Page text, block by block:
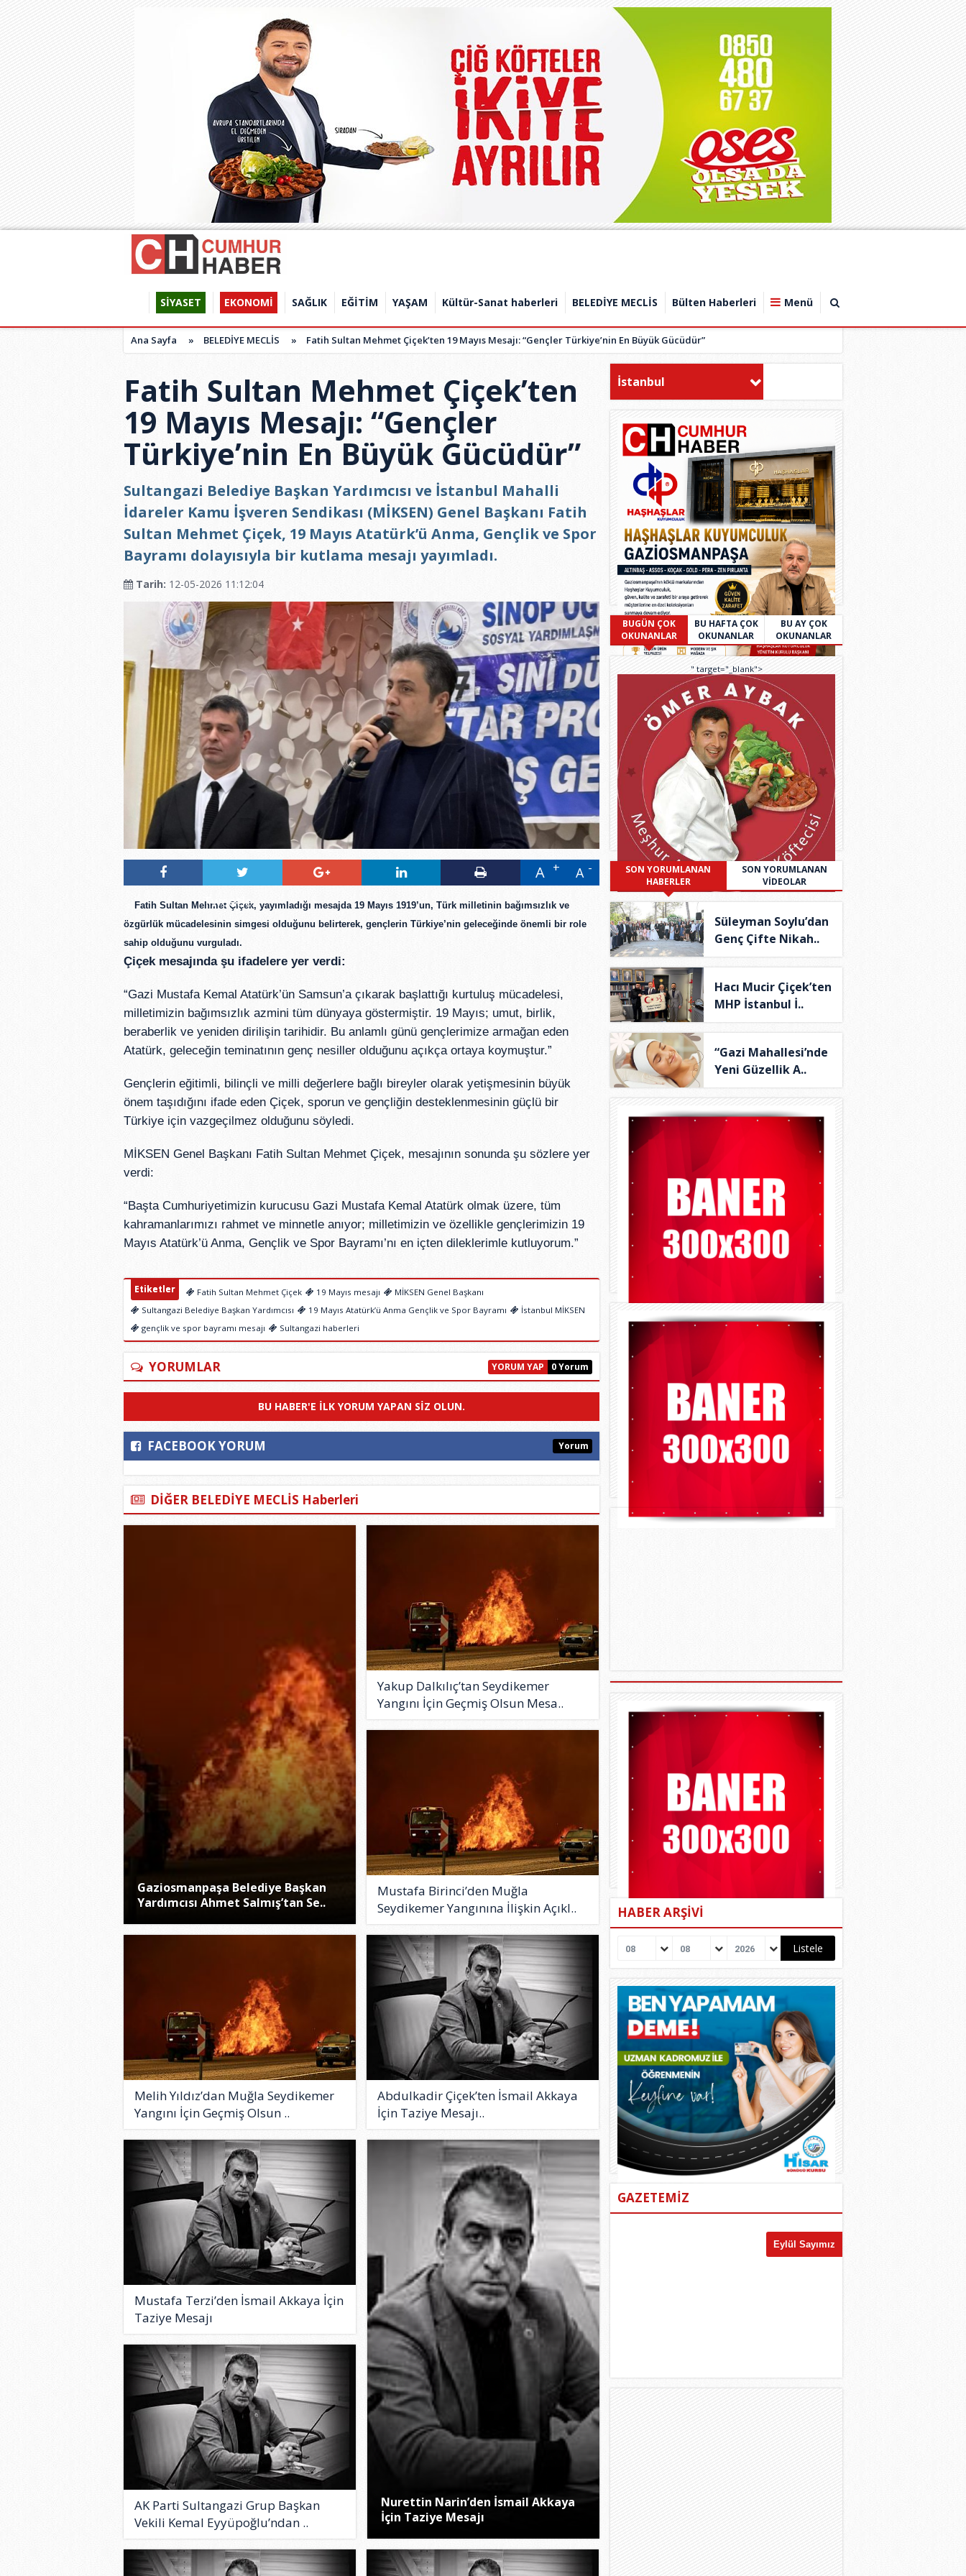
SİYASET EKONOMİ SAĞLIK EĞİTİM YAŞAM Kültür-Sanat haberleri BELEDİYE MECLİS Bülten Haberleri Menü
Ana Sayfa » BELEDİYE MECLİS » Fatih Sultan Mehmet Çiçek’ten 19 Mayıs Mesajı: “Gençler Türkiye’nin En Büyük Gücüdür”
Fatih Sultan Mehmet Çiçek’ten
19 Mayıs Mesajı: “Gençler
Türkiye’nin En Büyük Gücüdür”
Sultangazi Belediye Başkan Yardımcısı ve İstanbul Mahalli
İdareler Kamu İşveren Sendikası (MİKSEN) Genel Başkanı Fatih
Sultan Mehmet Çiçek, 19 Mayıs Atatürk’ü Anma, Gençlik ve Spor
Bayramı dolayısıyla bir kutlama mesajı yayımladı.
Tarih: 12-05-2026 11:12:04
Tweetle
A A
Fatih Sultan Mehmet Çiçek, yayımladığı mesajda 19 Mayıs 1919’un, Türk milletinin bağımsızlık ve
özgürlük mücadelesinin simgesi olduğunu belirterek, gençlerin Türkiye’nin geleceğinde önemli bir role
sahip olduğunu vurguladı.
Çiçek mesajında şu ifadelere yer verdi:
“Gazi Mustafa Kemal Atatürk’ün Samsun’a çıkarak başlattığı kurtuluş mücadelesi,
milletimizin bağımsızlık azmini tüm dünyaya göstermiştir. 19 Mayıs; umut, birlik,
beraberlik ve yeniden dirilişin tarihidir. Bu anlamlı günü gençlerimize armağan eden
Atatürk, geleceğin teminatının genç nesiller olduğunu açıkça ortaya koymuştur.”
Gençlerin eğitimli, bilinçli ve milli değerlere bağlı bireyler olarak yetişmesinin büyük
önem taşıdığını ifade eden Çiçek, sporun ve gençliğin desteklenmesinin güçlü bir
Türkiye için vazgeçilmez olduğunu söyledi.
MİKSEN Genel Başkanı Fatih Sultan Mehmet Çiçek, mesajının sonunda şu sözlere yer
verdi:
“Başta Cumhuriyetimizin kurucusu Gazi Mustafa Kemal Atatürk olmak üzere, tüm
kahramanlarımızı rahmet ve minnetle anıyor; milletimizin ve özellikle gençlerimizin 19
Mayıs Atatürk’ü Anma, Gençlik ve Spor Bayramı’nı en içten dileklerimle kutluyorum.”
Etiketler Fatih Sultan Mehmet Çiçek 19 Mayıs mesajı
MİKSEN Genel Başkanı
Sultangazi Belediye Başkan Yardımcısı
19 Mayıs Atatürk’ü Anma Gençlik ve Spor Bayramı
İstanbul MİKSEN
gençlik ve spor bayramı mesajı
Sultangazi haberleri
YORUMLAR 0 Yorum
YORUM YAP
BU HABER'E ILK YORUM YAPAN SIZ OLUN.
FACEBOOK YORUM Yorum
DİĞER BELEDİYE MECLİS Haberleri
Gaziosmanpaşa Belediye Başkan
Yardımcısı Ahmet Salmış’tan Se..
Yakup Dalkılıç’tan Seydikemer
Yangını İçin Geçmiş Olsun Mesa..
Mustafa Birinci’den Muğla
Seydikemer Yangınına İlişkin Açıkl..
Melih Yıldız’dan Muğla Seydikemer
Yangını İçin Geçmiş Olsun ..
Abdulkadir Çiçek’ten İsmail Akkaya
İçin Taziye Mesajı..
Nurettin Narin’den İsmail Akkaya
İçin Taziye Mesajı
Mustafa Terzi’den İsmail Akkaya İçin
Taziye Mesajı
AK Parti Sultangazi Grup Başkan
Vekili Kemal Eyyüpoğlu’ndan ..
İstanbul
BUGÜN ÇOK
OKUNANLAR
BU HAFTA ÇOK
OKUNANLAR
BU AY ÇOK
OKUNANLAR
" target="_blank">
SON YORUMLANAN
HABERLER
SON YORUMLANAN
VİDEOLAR
Süleyman Soylu’dan
Genç Çifte Nikah..
Hacı Mucir Çiçek’ten
MHP İstanbul İ..
“Gazi Mahallesi’nde
Yeni Güzellik A..
HABER ARŞİVİ
08 08 2026
GAZETEMİZ